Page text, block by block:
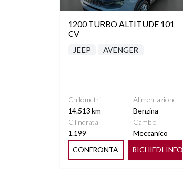
1200 TURBO ALTITUDE 101
CV
JEEP AVENGER
Chilometri
14.513 km
Alimentazione
Benzina
Cilindrata
1.199
Cambio
Meccanico
CONFRONTA
RICHIEDI INFO